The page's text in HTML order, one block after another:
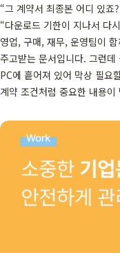
“그 계약서 최종본 어디 있죠
“다운로드 기한이 지나서 다
영업, 구매, 재무, 운영팀이
주고받는 문서입니다. 그런
PC에 흩어져 있어 막상 필요
계약 조건처럼 중요한 내용